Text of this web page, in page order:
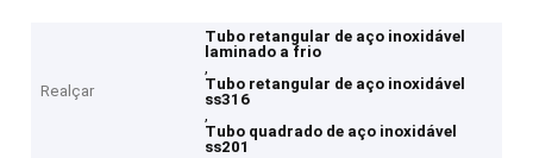
Realçar
Tubo retangular de aço inoxidável
laminado a frio
,
Tubo retangular de aço inoxidável
ss316
,
Tubo quadrado de aço inoxidável
ss201